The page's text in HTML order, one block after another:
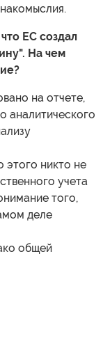
ЕС создал
На чем
на отчете,
аналитического
этого никто не
учета
того,
деле
общей